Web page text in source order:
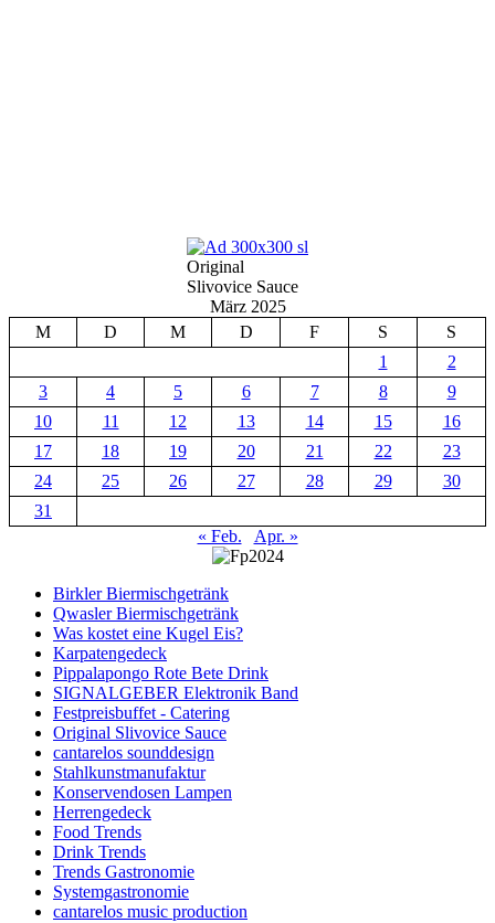
Original
Slivovice Sauce
März 2025
M
D M D F S
S
1
2
3
4 5 6 7 8
9
10
11 12 13 14 15
16
17
18 19 20 21 22
23
24
25 26 27 28 29
30
31
« Feb.
Apr. »
Birkler Biermischgetränk
Qwasler Biermischgetränk
Was kostet eine Kugel Eis?
Karpatengedeck
Pippalapongo Rote Bete Drink
SIGNALGEBER Elektronik Band
Festpreisbuffet - Catering
Original Slivovice Sauce
cantarelos sounddesign
Stahlkunstmanufaktur
Konservendosen Lampen
Herrengedeck
Food Trends
Drink Trends
Trends Gastronomie
Systemgastronomie
cantarelos music production